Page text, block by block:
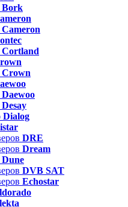
Bork
Cameron
Cortland
Crown
Daewoo
Desay
Dialog
DRE
Dream
Dune
DVB SAT
Echostar